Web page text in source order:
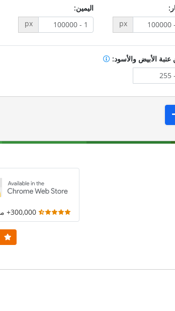
px
اليمين:
px
عتبة الأبيض والأسود:
300,000+ مستخدم